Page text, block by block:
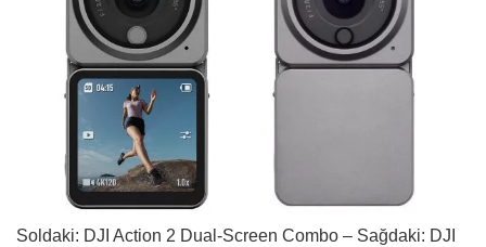
Soldaki: DJI Action 2 Dual-Screen Combo – Sağdaki: DJI